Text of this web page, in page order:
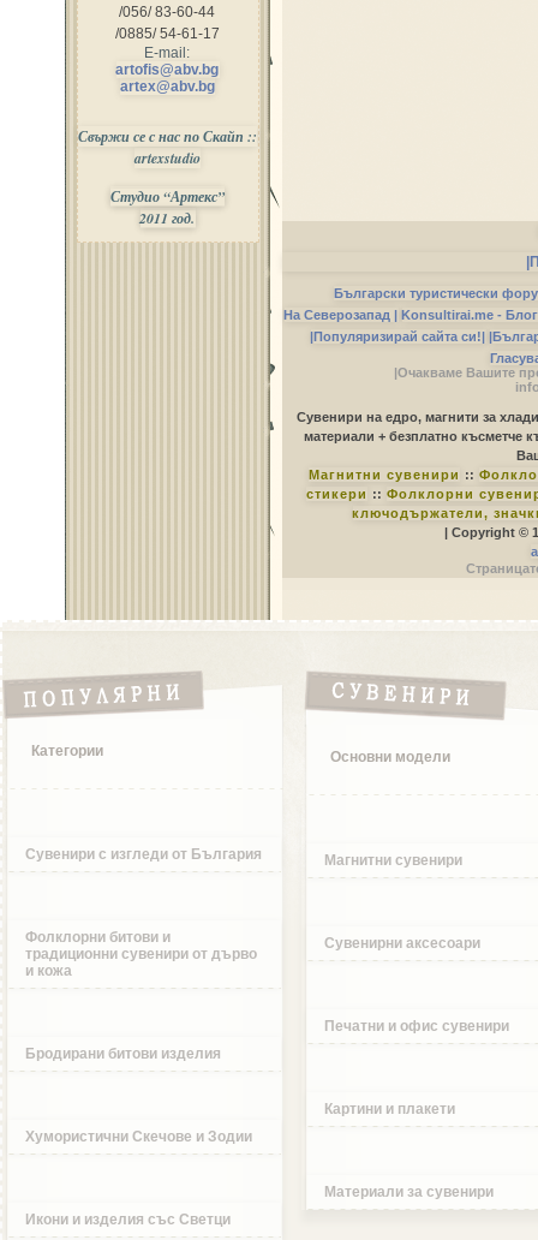
/056/ 83-60-44
/0885/ 54-61-17
E-mail:
artofis@abv.bg
artex@abv.bg
Свържи се с нас по Скайп ::
artexstudio
Студио “Артекс”
2011 год.
Български туристически
На Северозапад | Konsultirai.me -
|Популяризирай сайта си!|
|Очакваме Вашите
Сувенири на едро, магнити за
материали + безплатно късметче
Магнитни сувенири ::
стикери :: Фолклорни
ключодържатели,
| Copyright ©
Категории
Сувенири с изгледи от България
Фолклорни битови и
традиционни сувенири от дърво
и кожа
Бродирани битови изделия
Хумористични Скечове и Зодии
Икони и изделия със Светци
Основни модели
Магнитни сувенири
Сувенирни аксесоари
Печатни и офис сувенири
Картини и плакети
Материали за сувенири